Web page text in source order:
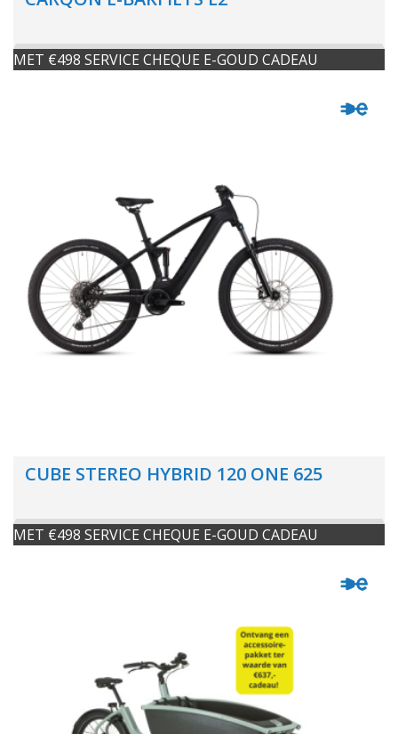
MET €498 SERVICE CHEQUE E-GOUD CADEAU
CUBE STEREO HYBRID 120 ONE 625
MET €498 SERVICE CHEQUE E-GOUD CADEAU